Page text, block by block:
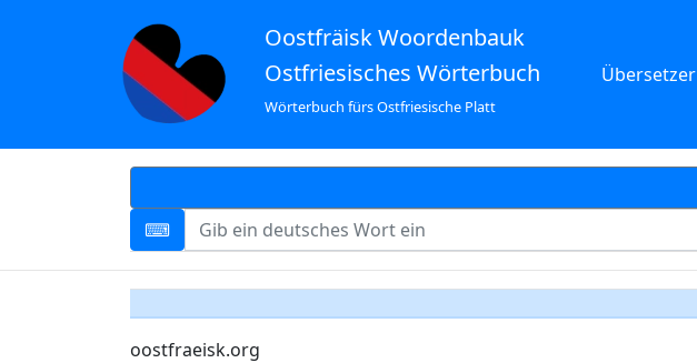
Oostfräisk Woordenbauk
Ostfriesisches Wörterbuch
Wörterbuch fürs Ostfriesische Platt
Übersetzer
oostfraeisk.org